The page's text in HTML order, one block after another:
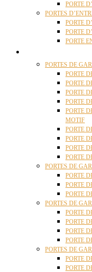
PORTE
PORTES
PORTE
PORTE
PORTE
PORTES DE
PORTE
PORTE
PORTE
PORTE
PORTE
MOTIF
PORTE
PORTE
PORTE
PORTE
PORTES DE
PORTE
PORTE
PORTE
PORTES DE
PORTE
PORTE
PORTE
PORTE
PORTES DE
PORTE
PORTE